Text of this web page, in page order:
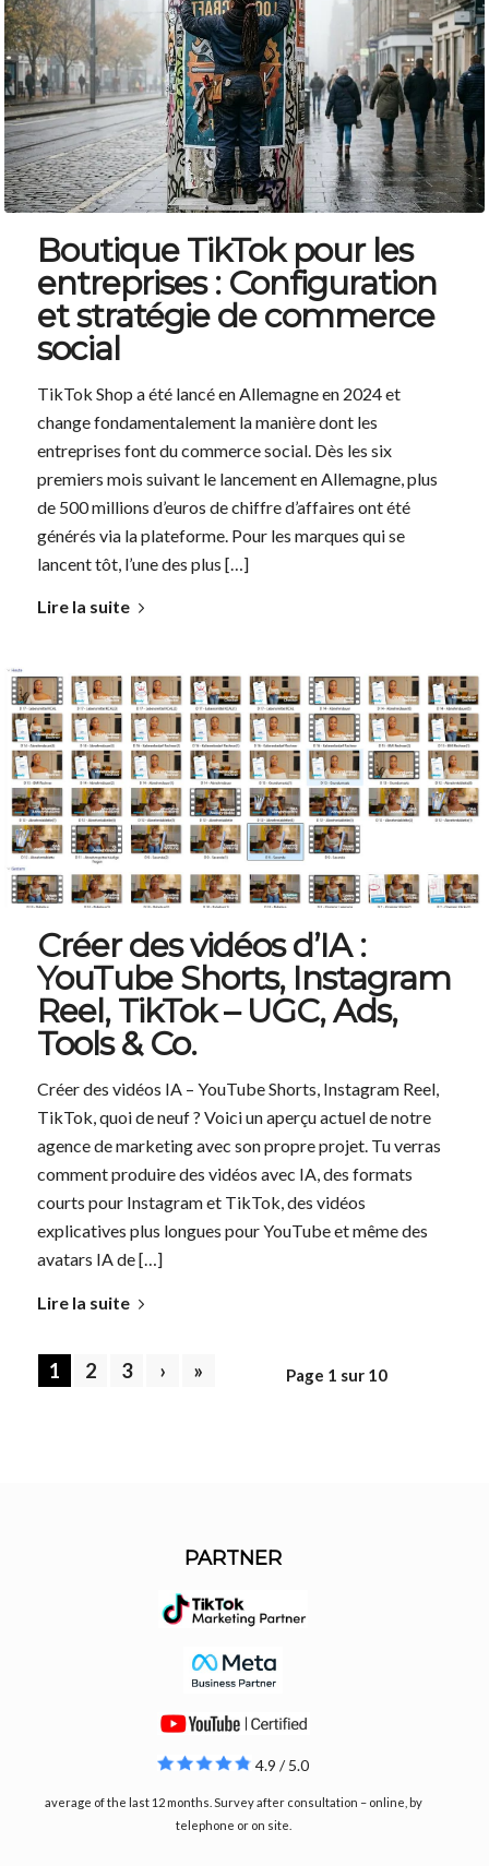
Boutique TikTok pour les
entreprises : Configuration
et stratégie de commerce
social
TikTok Shop a été lancé en Allemagne en 2024 et
change fondamentalement la manière dont les
entreprises font du commerce social. Dès les six
premiers mois suivant le lancement en Allemagne, plus
de 500 millions d’euros de chiffre d’affaires ont été
générés via la plateforme. Pour les marques qui se
lancent tôt, l’une des plus […]
Lire la suite
Créer des vidéos d’IA :
YouTube Shorts, Instagram
Reel, TikTok – UGC, Ads,
Tools & Co.
Créer des vidéos IA – YouTube Shorts, Instagram Reel,
TikTok, quoi de neuf ? Voici un aperçu actuel de notre
agence de marketing avec son propre projet. Tu verras
comment produire des vidéos avec IA, des formats
courts pour Instagram et TikTok, des vidéos
explicatives plus longues pour YouTube et même des
avatars IA de […]
Lire la suite
Page 1 sur 10
1 2 3 › »
PARTNER
4.9 / 5.0
average of the last 12 months. Survey after consultation – online, by
telephone or on site.